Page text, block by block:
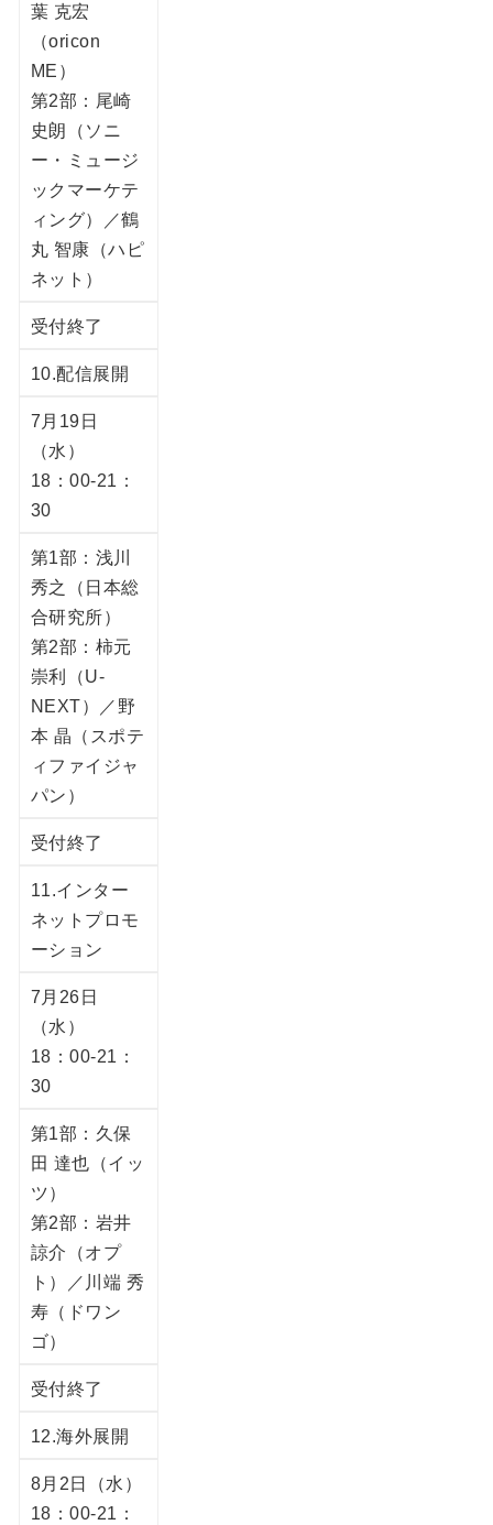
葉 克宏
（oricon
ME）
第2部：尾崎
史朗（ソニ
ー・ミュージ
ックマーケテ
ィング）／鶴
丸 智康（ハピ
ネット）
受付終了
10.配信展開
7月19日
（水）
18：00-21：
30
第1部：浅川
秀之（日本総
合研究所）
第2部：柿元
崇利（U-
NEXT）／野
本 晶（スポテ
ィファイジャ
パン）
受付終了
11.インター
ネットプロモ
ーション
7月26日
（水）
18：00-21：
30
第1部：久保
田 達也（イッ
ツ）
第2部：岩井
諒介（オプ
ト）／川端 秀
寿（ドワン
ゴ）
受付終了
12.海外展開
8月2日（水）
18：00-21：